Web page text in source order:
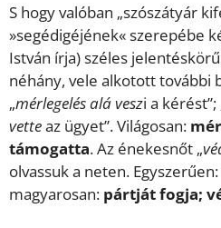
S hogy valóban „szószátyár
»segédigéjének« szerepébe
István írja) széles
néhány, vele alkotott további
„mérlegelés alá veszi a kérést”;
vetteaz ügyet”. Világosan:
támogatta. Az énekesnőt „
olvassuk a neten. Egyszerűen:
magyarosan: pártját fogja;